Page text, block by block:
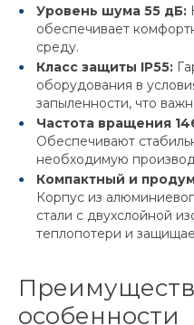
Уровень шума 55 дБ:
обеспечивает
среду.
Класс защиты IP55:
оборудования в
запыленности, что
Частота вращения
Обеспечивают
необходимую
Компактный и
Корпус из
стали с двухслойной
теплопотери и
особенности